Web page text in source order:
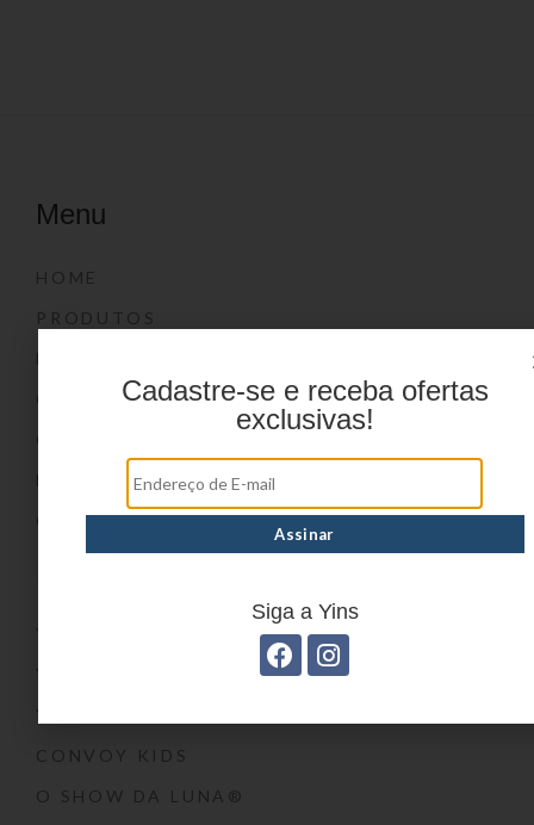
Menu
HOME
PRODUTOS
ONDE COMPRAR
CONTATO
CONVOY KIDS
O SHOW DA LUNA®
Cadastre-se e receba ofertas
exclusivas!
Siga a Yins